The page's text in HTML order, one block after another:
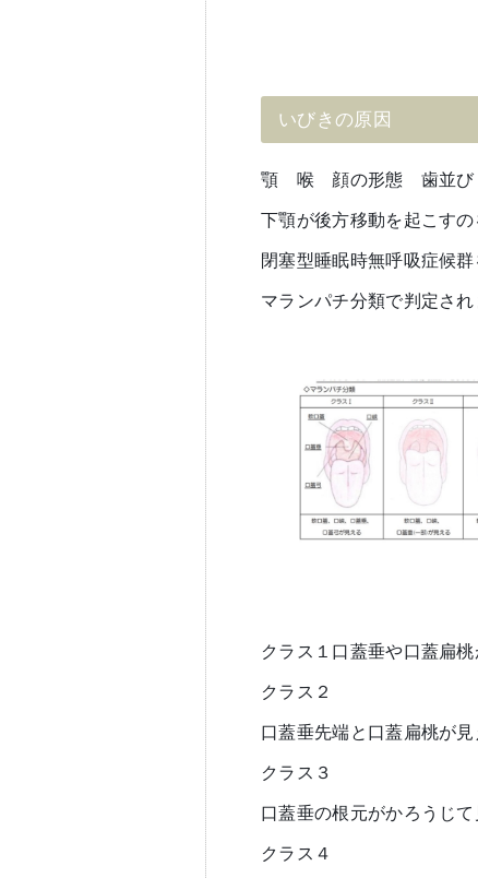
いびきの原因
顎 喉 顔の形態 歯並び
下顎が後方移動を起こす
閉塞型睡眠時無呼吸症候
マランパチ分類で判定され
クラス１口蓋垂や口蓋扁桃
クラス２
口蓋垂先端と口蓋扁桃が見
クラス３
口蓋垂の根元がかろうじて
クラス４